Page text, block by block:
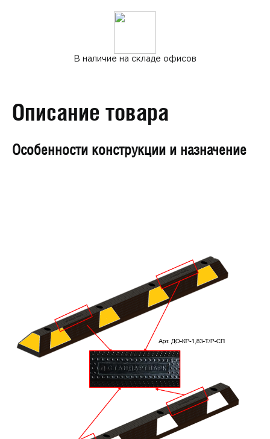
В наличие на складе офисов
Описание товара
Особенности конструкции и назначение